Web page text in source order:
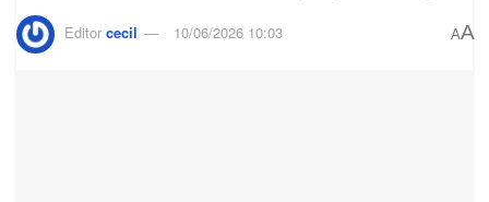
Editor cecil 10/06/2026 10:03 AA